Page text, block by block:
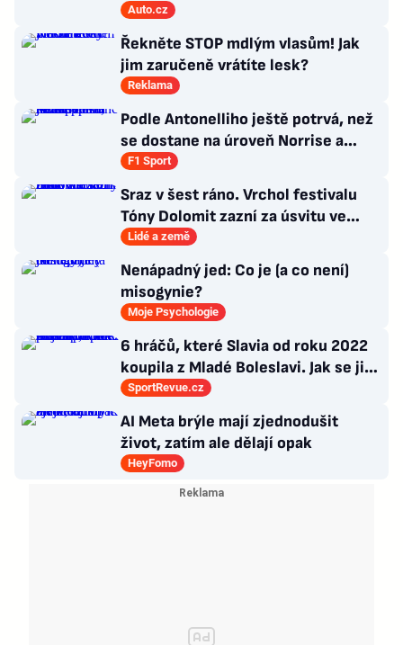
začíná až nad milionem korun
Auto.cz
Řekněte STOP mdlým vlasům! Jak
jim zaručeně vrátíte lesk?
Reklama
Podle Antonelliho ještě potrvá, než
se dostane na úroveň Norrise a
Verstappena
F1 Sport
Sraz v šest ráno. Vrchol festivalu
Tóny Dolomit zazní za úsvitu ve
3000 metrech
Lidé a země
Nenápadný jed: Co je (a co není)
misogynie?
Moje Psychologie
6 hráčů, které Slavia od roku 2022
koupila z Mladé Boleslavi. Jak se jim
po přestupu do Edenu vedlo?
SportRevue.cz
AI Meta brýle mají zjednodušit
život, zatím ale dělají opak
HeyFomo